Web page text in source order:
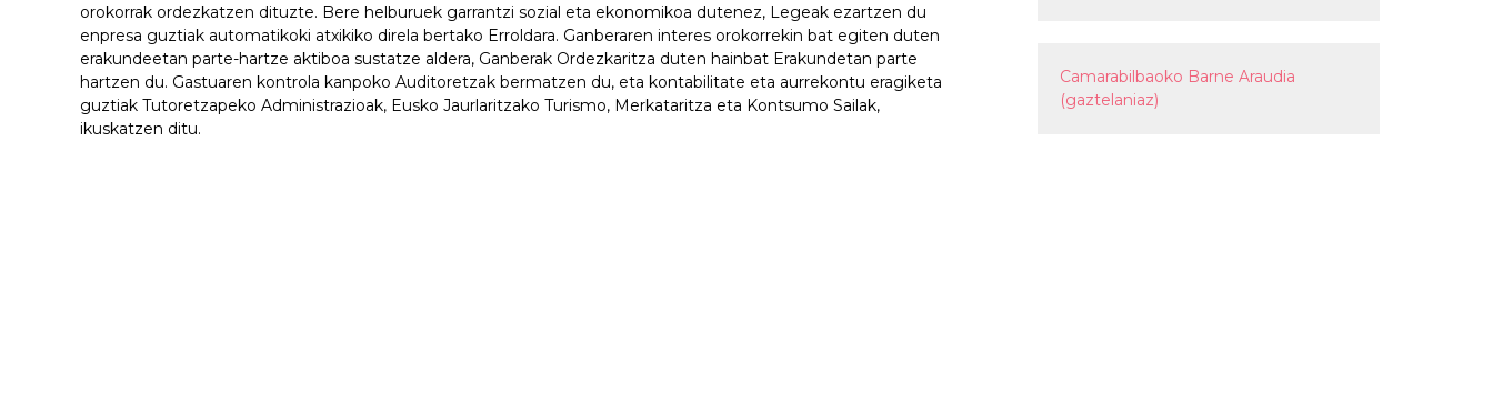
orokorrak ordezkatzen dituzte. Bere helburuek garrantzi sozial eta ekonomikoa dutenez, Legeak ezartzen du
enpresa guztiak automatikoki atxikiko direla bertako Erroldara. Ganberaren interes orokorrekin bat egiten duten
erakundeetan parte-hartze aktiboa sustatze aldera, Ganberak Ordezkaritza duten hainbat Erakundetan parte
hartzen du. Gastuaren kontrola kanpoko Auditoretzak bermatzen du, eta kontabilitate eta aurrekontu eragiketa
guztiak Tutoretzapeko Administrazioak, Eusko Jaurlaritzako Turismo, Merkataritza eta Kontsumo Sailak,
ikuskatzen ditu.
Camarabilbaoko Barne Araudia
(gaztelaniaz)